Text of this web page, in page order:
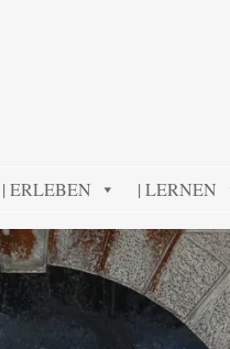
| ERLEBEN | LERNEN